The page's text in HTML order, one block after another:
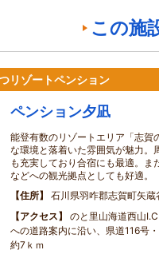
この施
リゾートペンション
ペンション夕凪
能登有数のリゾートエリア「志賀
な環境と落着いた雰囲気が魅力。
も充実しており合宿にも最適。ま
などへの観光拠点としても好適。
住所
石川県羽咋郡志賀町矢蔵
アクセス
のと里山海道西山
への道路案内に沿い、県道116号
約7ｋｍ